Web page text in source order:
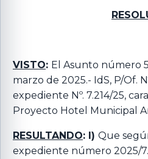
VISTO: El Asunto número
marzo de 2025.- IdS, P/Of.
expediente Nº. 7.214/25,
Proyecto Hotel Municipal
RESULTANDO: I) Que
expediente número 2025/